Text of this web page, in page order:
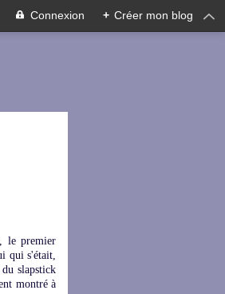
Connexion + Créer mon blog
le premier
qui s'était,
slapstick
montré à